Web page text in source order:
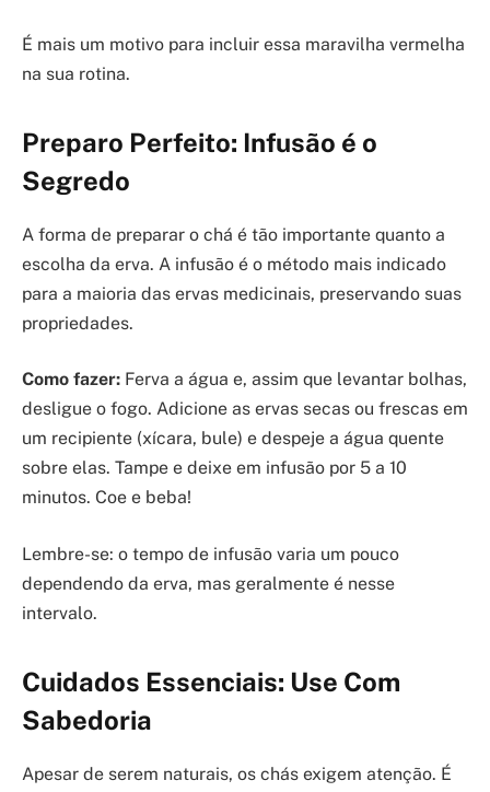
É mais um motivo para incluir essa maravilha vermelha
na sua rotina.
Preparo Perfeito: Infusão é o
Segredo
A forma de preparar o chá é tão importante quanto a
escolha da erva. A infusão é o método mais indicado
para a maioria das ervas medicinais, preservando suas
propriedades.
Como fazer: Ferva a água e, assim que levantar bolhas,
desligue o fogo. Adicione as ervas secas ou frescas em
um recipiente (xícara, bule) e despeje a água quente
sobre elas. Tampe e deixe em infusão por 5 a 10
minutos. Coe e beba!
Lembre-se: o tempo de infusão varia um pouco
dependendo da erva, mas geralmente é nesse
intervalo.
Cuidados Essenciais: Use Com
Sabedoria
Apesar de serem naturais, os chás exigem atenção. É